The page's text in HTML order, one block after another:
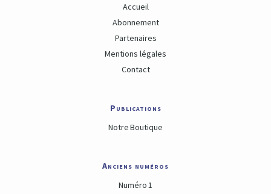
Accueil
Abonnement
Partenaires
Mentions légales
Contact
Publications
Notre Boutique
Anciens numéros
Numéro 1